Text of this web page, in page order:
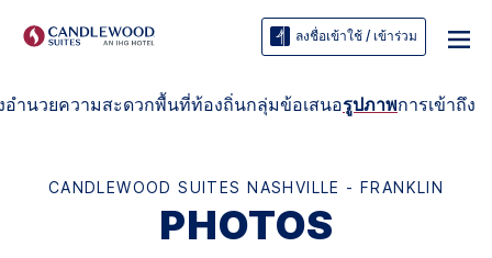
ลงชื่อเข้าใช้ / เข้าร่วม
อำนวยความสะดวกพื้นที่ท้องถิ่นกลุ่มข้อเสนอรูปภาพการเข้าถึง
CANDLEWOOD SUITES NASHVILLE - FRANKLIN
PHOTOS